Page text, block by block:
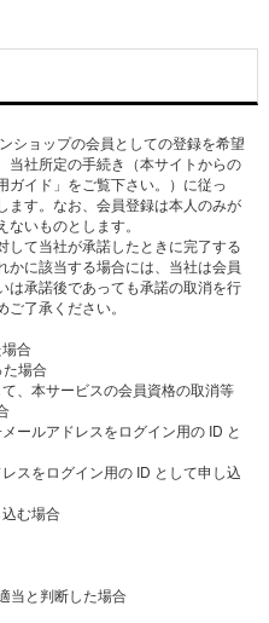
ショップの会員としての登録を希望
当社所定の手続き（本サイトからの
ガイド」をご覧下さい。）に従っ
ます。なお、会員登録は本人のみが
いものとします。
して当社が承諾したときに完了する
かに該当する場合には、当社は会員
は承諾後であっても承諾の取消を行
了承ください。
合
場合
、本サービスの会員資格の取消等
ールアドレスをログイン用の ID と
スをログイン用の ID として申し込
む場合
当と判断した場合